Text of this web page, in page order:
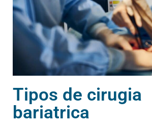
Tipos de cirugia
bariatrica